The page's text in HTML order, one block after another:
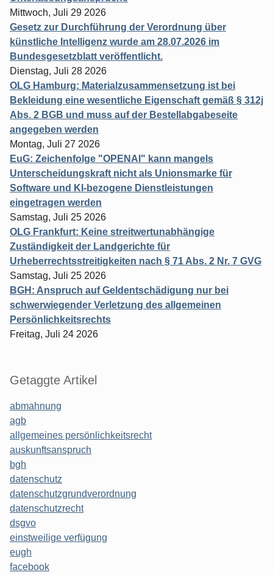
Mittwoch, Juli 29 2026
Gesetz zur Durchführung der Verordnung über
künstliche Intelligenz wurde am 28.07.2026 im
Bundesgesetzblatt veröffentlicht.
Dienstag, Juli 28 2026
OLG Hamburg: Materialzusammensetzung ist bei
Bekleidung eine wesentliche Eigenschaft gemäß § 312j
Abs. 2 BGB und muss auf der Bestellabgabeseite
angegeben werden
Montag, Juli 27 2026
EuG: Zeichenfolge "OPENAI" kann mangels
Unterscheidungskraft nicht als Unionsmarke für
Software und KI-bezogene Dienstleistungen
eingetragen werden
Samstag, Juli 25 2026
OLG Frankfurt: Keine streitwertunabhängige
Zuständigkeit der Landgerichte für
Urheberrechtsstreitigkeiten nach § 71 Abs. 2 Nr. 7 GVG
Samstag, Juli 25 2026
BGH: Anspruch auf Geldentschädigung nur bei
schwerwiegender Verletzung des allgemeinen
Persönlichkeitsrechts
Freitag, Juli 24 2026
Getaggte Artikel
abmahnung
agb
allgemeines persönlichkeitsrecht
auskunftsanspruch
bgh
datenschutz
datenschutzgrundverordnung
datenschutzrecht
dsgvo
einstweilige verfügung
eugh
facebook